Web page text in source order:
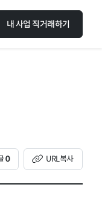
내 사업 직거래하기
0 URL복사